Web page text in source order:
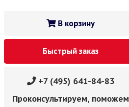
В корзину
Быстрый заказ
+7 (495) 641-84-83
Проконсультируем, поможем